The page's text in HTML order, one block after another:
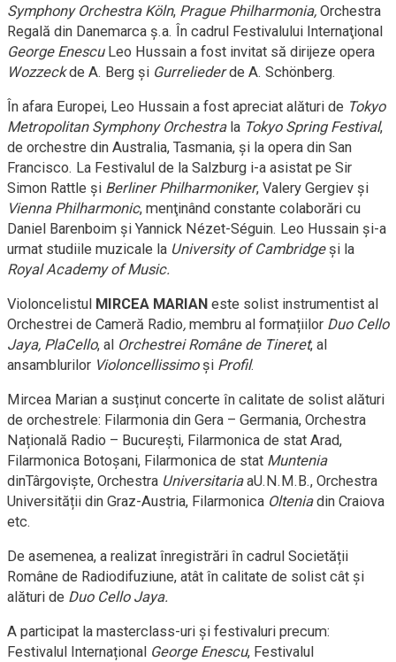
Symphony Orchestra Köln, Prague Philharmonia, Orchestra
Regală din Danemarca ș.a. În cadrul Festivalului Internaţional
George EnescuLeo Hussain a fost invitat să dirijeze opera
Wozzeckde A. Berg şi Gurreliederde A. Schönberg.
În afara Europei, Leo Hussain a fost apreciat alături de Tokyo
Metropolitan Symphony Orchestra la Tokyo Spring Festival,
de orchestre din Australia, Tasmania, şi la opera din San
Francisco. La Festivalul de la Salzburg i-a asistat pe Sir
Simon Rattle şi Berliner Philharmoniker, Valery Gergiev şi
Vienna Philharmonic, menţinând constante colaborări cu
Daniel Barenboim şi Yannick Nézet-Séguin. Leo Hussain și-a
urmat studiile muzicale la University of Cambridgeşi la
Royal Academy of Music.
Violoncelistul MIRCEA MARIAN este solist instrumentist al
Orchestrei de Cameră Radio, membru al formațiilor Duo Cello
Jaya, PlaCello, al Orchestrei Române de Tineret, al
ansamblurilor Violoncellissimoși Profil.
Mircea Marian a susținut concerte în calitate de solist alături
de orchestrele: Filarmonia din Gera – Germania, Orchestra
Națională Radio – București, Filarmonica de stat Arad,
Filarmonica Botoșani, Filarmonica de stat Muntenia
dinTârgoviște, Orchestra UniversitariaaU.N.M.B., Orchestra
Universității din Graz-Austria, Filarmonica Olteniadin Craiova
etc.
De asemenea, a realizat înregistrări în cadrul Societății
Române de Radiodifuziune, atât în calitate de solist cât și
alături de Duo Cello Jaya.
A participat la masterclass-uri și festivaluri precum:
Festivalul Internațional George Enescu, Festivalul